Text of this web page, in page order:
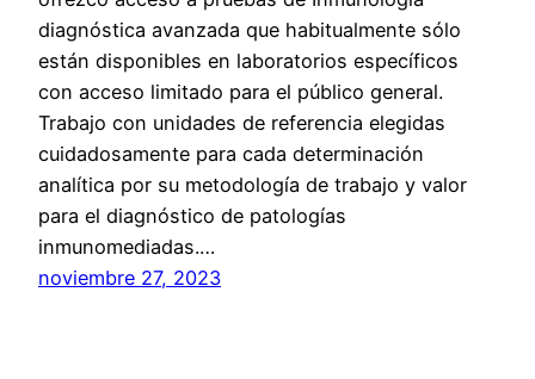
diagnóstica avanzada que habitualmente sólo
están disponibles en laboratorios específicos
con acceso limitado para el público general.
Trabajo con unidades de referencia elegidas
cuidadosamente para cada determinación
analítica por su metodología de trabajo y valor
para el diagnóstico de patologías
inmunomediadas.…
noviembre 27, 2023